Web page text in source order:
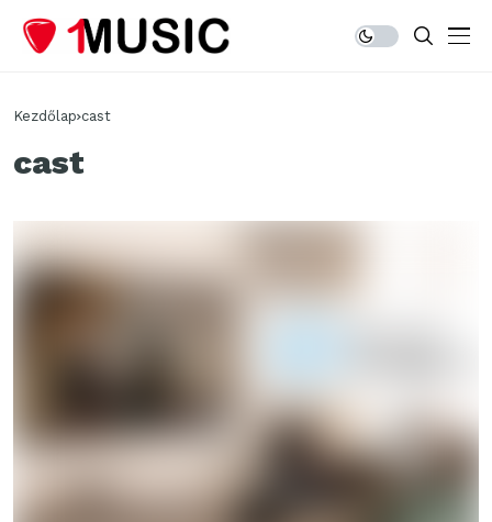
Kezdőlap cast
cast